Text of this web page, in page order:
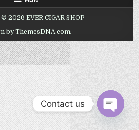
古
洛
中
心
胖
雪
茄?
2026 EVER CIGAR SHOP
by ThemesDNA.com
Contact us
OPEN